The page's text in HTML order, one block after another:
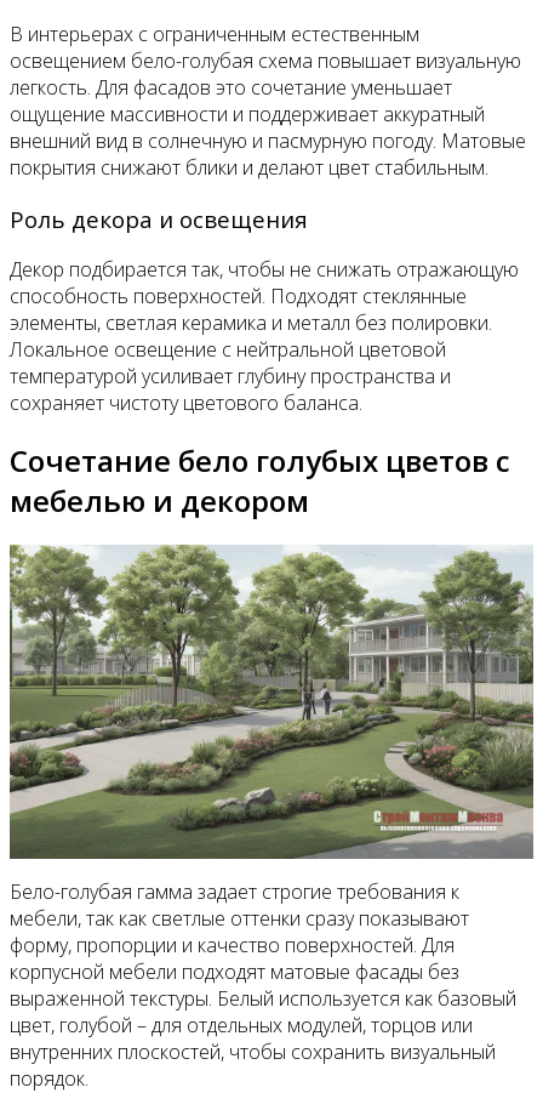
В интерьерах с ограниченным естественным
освещением бело-голубая схема повышает визуальную
легкость. Для фасадов это сочетание уменьшает
ощущение массивности и поддерживает аккуратный
внешний вид в солнечную и пасмурную погоду. Матовые
покрытия снижают блики и делают цвет стабильным.
Роль декора и освещения
Декор подбирается так, чтобы не снижать отражающую
способность поверхностей. Подходят стеклянные
элементы, светлая керамика и металл без полировки.
Локальное освещение с нейтральной цветовой
температурой усиливает глубину пространства и
сохраняет чистоту цветового баланса.
Сочетание бело голубых цветов с
мебелью и декором
Бело-голубая гамма задает строгие требования к
мебели, так как светлые оттенки сразу показывают
форму, пропорции и качество поверхностей. Для
корпусной мебели подходят матовые фасады без
выраженной текстуры. Белый используется как базовый
цвет, голубой – для отдельных модулей, торцов или
внутренних плоскостей, чтобы сохранить визуальный
порядок.